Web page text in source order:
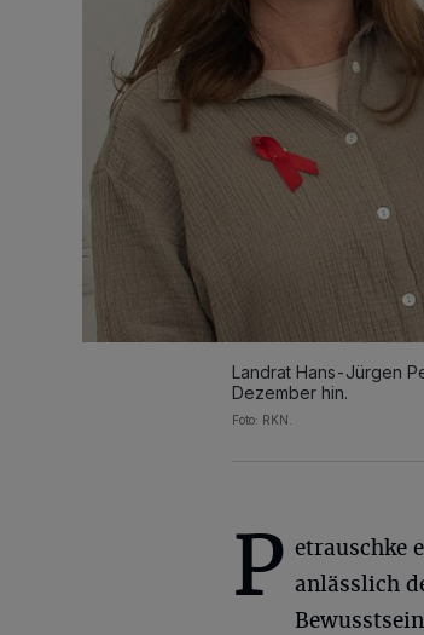
Landrat Hans-Jürgen
Dezember hin.
Foto: RKN.
P etrauschke
anlässlich